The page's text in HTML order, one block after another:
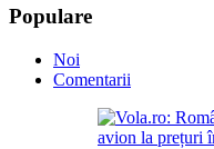
Populare
Noi
Comentarii